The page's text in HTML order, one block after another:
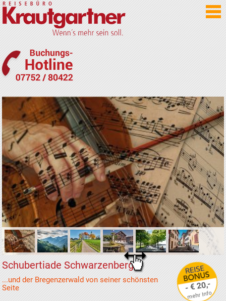
- € 20,-
mehr Info
Schubertiade Schwarzenberg
...und der Bregenzerwald von seiner schönsten
Seite